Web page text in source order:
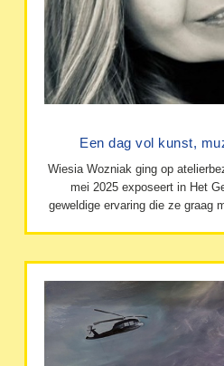
Een dag vol kunst,
Wiesia Wozniak ging op
mei 2025 exposeert in Het
geweldige ervaring die ze graag